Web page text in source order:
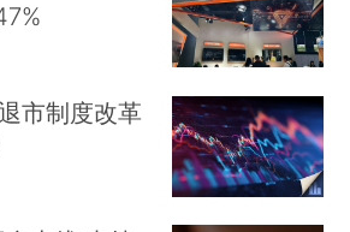
市制度改革